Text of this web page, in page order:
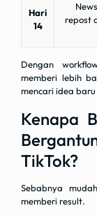
Hari
14
repost
Dengan
memberi lebih
mencari idea
Kenapa
TikTok?
Sebabnya
memberi result.